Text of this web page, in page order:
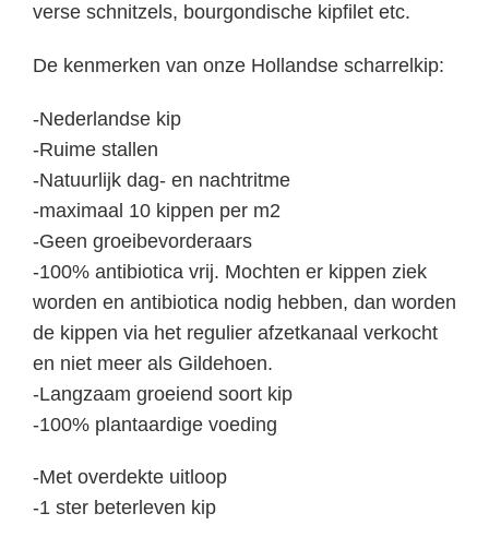
verse schnitzels, bourgondische kipfilet etc.
De kenmerken van onze Hollandse scharrelkip:
-Nederlandse kip
-Ruime stallen
-Natuurlijk dag- en nachtritme
-maximaal 10 kippen per m2
-Geen groeibevorderaars
-100% antibiotica vrij. Mochten er kippen ziek
worden en antibiotica nodig hebben, dan worden
de kippen via het regulier afzetkanaal verkocht
en niet meer als Gildehoen.
-Langzaam groeiend soort kip
-100% plantaardige voeding
-Met overdekte uitloop
-1 ster beterleven kip